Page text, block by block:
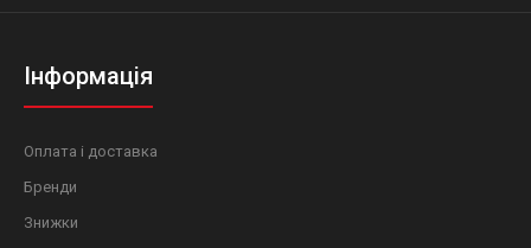
Інформація
Оплата і доставка
Бренди
Знижки